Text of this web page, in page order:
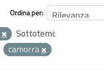
Ordina per
Sottotemi:
camorra